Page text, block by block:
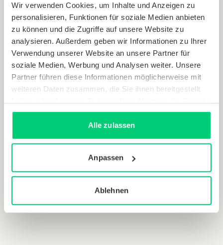
Wir verwenden Cookies, um Inhalte und Anzeigen zu
personalisieren, Funktionen für soziale Medien anbieten
zu können und die Zugriffe auf unsere Website zu
analysieren. Außerdem geben wir Informationen zu Ihrer
Verwendung unserer Website an unsere Partner für
soziale Medien, Werbung und Analysen weiter. Unsere
Partner führen diese Informationen möglicherweise mit
weiteren Daten zusammen, die Sie ihnen bereitgestellt
gesammelt haben.
Alle zulassen
Anpassen
Ablehnen
Interview
CO2-Reduzierung im Gebäudebestand:
Interview mit Univ.-Prof. Dr.-Ing. Kunibert
Lennerts
Prof. Dr.-Ing. Kunibert Lennerts ist Leiter des Instituts
Technologie und Management im Baubetrieb am KIT. Im
Interview spricht er über die Bedeutung einer langfristigen
Nachhaltigkeitsstrategie, die Wichtigkeit kurzfristiger
Maßnahmen und das Thema Ganzheitlichkeit in der
Wohnungs- und Immobilienwirtschaft.
Lesedauer:
6 min 24.09.2024